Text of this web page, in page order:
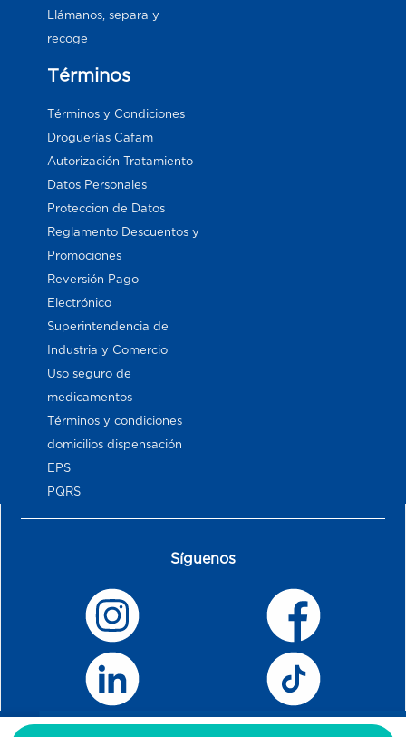
Llámanos, separa y
recoge
Términos
Términos y Condiciones
Droguerías Cafam
Autorización Tratamiento
Datos Personales
Proteccion de Datos
Reglamento Descuentos y
Promociones
Reversión Pago
Electrónico
Superintendencia de
Industria y Comercio
Uso seguro de
medicamentos
Términos y condiciones
domicilios dispensación
EPS
PQRS
Síguenos